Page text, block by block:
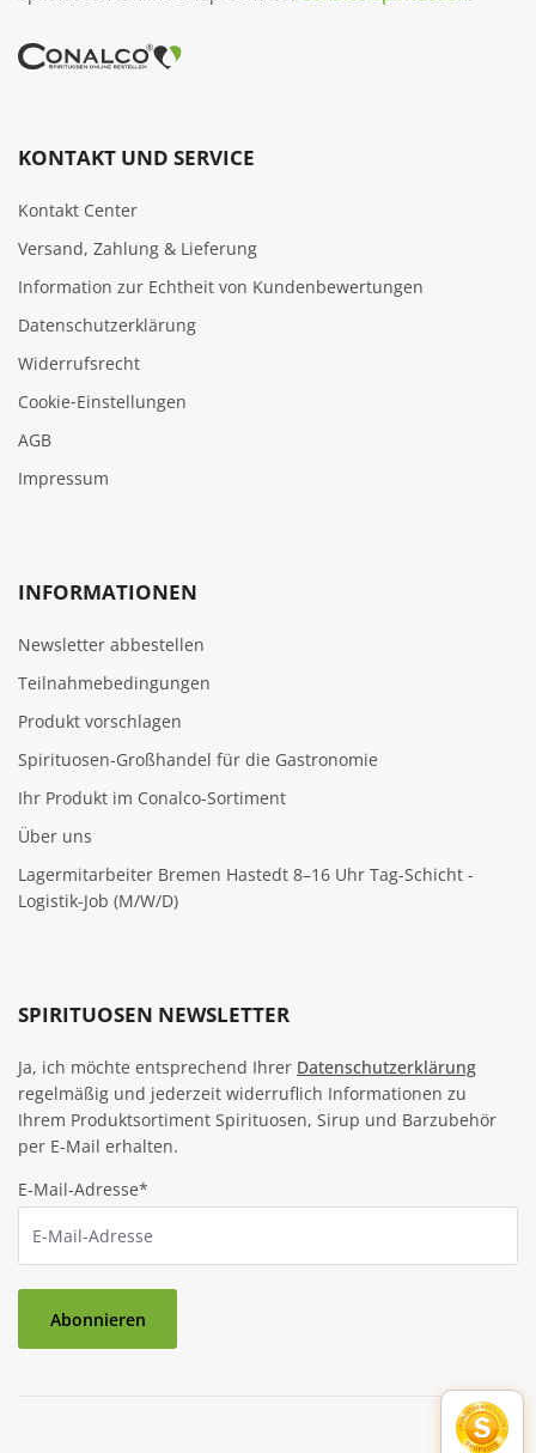
KONTAKT UND SERVICE
Kontakt Center
Versand, Zahlung & Lieferung
Information zur Echtheit von Kundenbewertungen
Datenschutzerklärung
Widerrufsrecht
Cookie‑Einstellungen
AGB
Impressum
INFORMATIONEN
Newsletter abbestellen
Teilnahmebedingungen
Produkt vorschlagen
Spirituosen-Großhandel für die Gastronomie
Ihr Produkt im Conalco-Sortiment
Über uns
Lagermitarbeiter Bremen Hastedt 8–16 Uhr Tag-Schicht -
Logistik-Job (M/W/D)
SPIRITUOSEN NEWSLETTER
Ja, ich möchte entsprechend Ihrer Datenschutzerklärung
regelmäßig und jederzeit widerruflich Informationen zu
Ihrem Produktsortiment Spirituosen, Sirup und Barzubehör
per E-Mail erhalten.
E-Mail-Adresse*
Abonnieren